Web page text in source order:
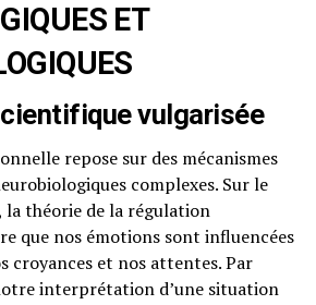
ET
vulgarisée
repose sur des mécanismes
complexes. Sur le
la théorie de la régulation
que nos émotions sont influencées
croyances et nos attentes. Par
interprétation d’une situation